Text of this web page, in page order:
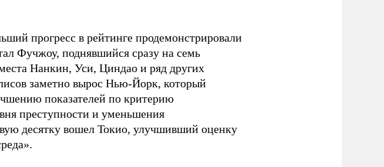
прогресс в рейтинге продемонстрировали
Фучжоу, поднявшийся сразу на семь
Нанкин, Уси, Циндао и ряд других
заметно вырос Нью-Йорк, который
показателей по критерию
преступности и уменьшения
десятку вошел Токио, улучшивший оценку